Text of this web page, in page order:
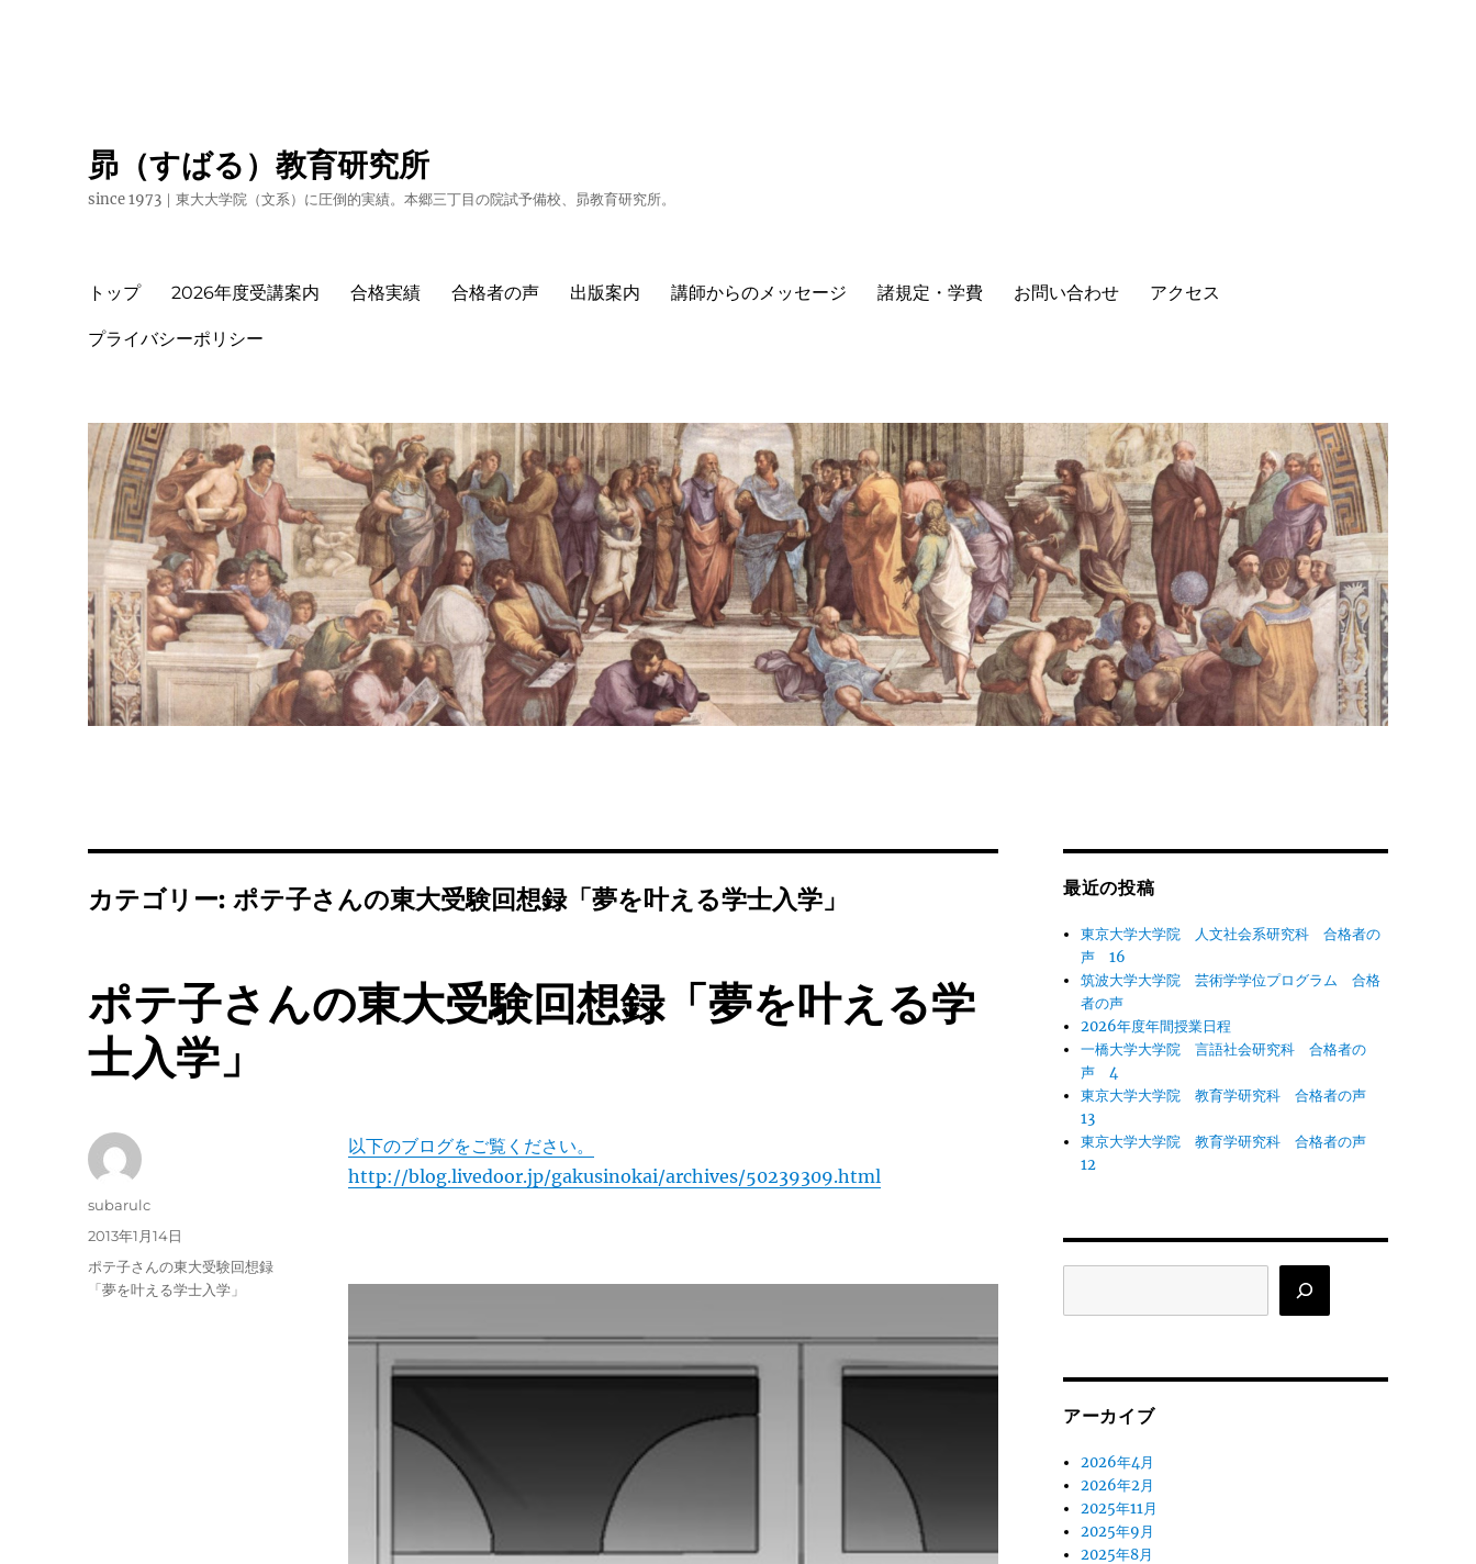
昴（すばる）教育研究所
since 1973｜東大大学院（文系）に圧倒的実績。本郷三丁目の院試予備校、昴教育研究所。
トップ 2026年度受講案内 合格実績 合格者の声 出版案内 講師からのメッセージ 諸規定・学費 お問い合わせ アクセス
プライバシーポリシー
カテゴリー:ポテ子さんの東大受験回想録「夢を叶える学士入学」
ポテ子さんの東大受験回想録「夢を叶える学
士入学」
以下のブログをご覧ください。
http://blog.livedoor.jp/gakusinokai/archives/50239309.html
投
subarulc
投
稿
日:
2013年1月14日
カ
テ
ポテ子さんの東大受験回想録
「夢を叶える学士入学」
最近の投稿
東京大学大学院 人文社会系研究科 合格者の
声 16
筑波大学大学院 芸術学学位プログラム 合格
者の声
2026年度年間授業日程
一橋大学大学院 言語社会研究科 合格者の
声 4
東京大学大学院 教育学研究科 合格者の声
13
東京大学大学院 教育学研究科 合格者の声
12
アーカイブ
2026年4月
2026年2月
2025年11月
2025年9月
2025年8月